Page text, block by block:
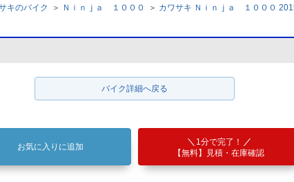
キのバイク ＞ Ｎｉｎｊａ １０００ ＞ カワサキ Ｎｉｎｊａ １０００
バイク詳細へ戻る
お気に入りに追加
1分で完了！
【無料】見積・在庫確認